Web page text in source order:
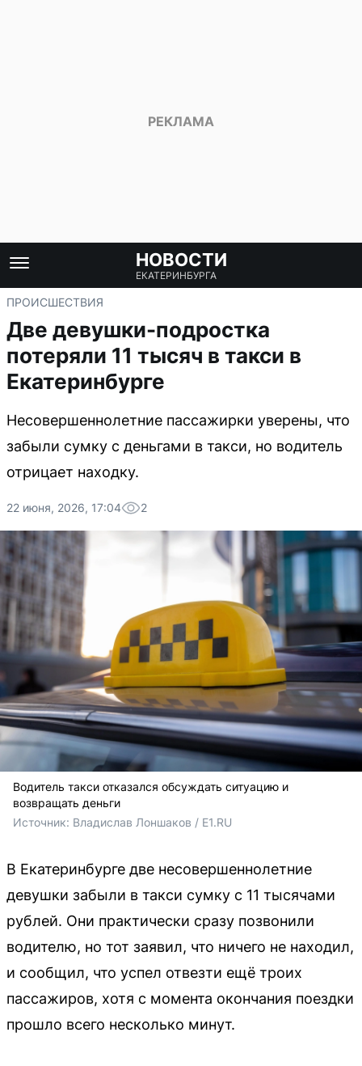
НОВОСТИ
ЕКАТЕРИНБУРГА
ПРОИСШЕСТВИЯ
Две девушки-подростка
потеряли 11 тысяч в такси в
Екатеринбурге
Несовершеннолетние пассажирки уверены, что
забыли сумку с деньгами в такси, но водитель
отрицает находку.
22 июня, 2026, 17:04 2
Водитель такси отказался обсуждать ситуацию и
возвращать деньги
Источник: Владислав Лоншаков / E1.RU
В Екатеринбурге две несовершеннолетние
девушки забыли в такси сумку с 11 тысячами
рублей. Они практически сразу позвонили
водителю, но тот заявил, что ничего не находил,
и сообщил, что успел отвезти ещё троих
пассажиров, хотя с момента окончания поездки
прошло всего несколько минут.